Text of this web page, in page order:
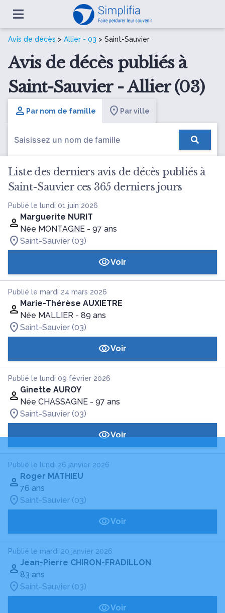
Avis de décès > Allier - 03 > Saint-Sauvier
Avis de décès publiés à
Saint-Sauvier - Allier (03)
Par nom de famille Par ville
Liste des derniers avis de décès publiés à
Saint-Sauvier ces 365 derniers jours
Publié le lundi 01 juin 2026
Marguerite NURIT
Née MONTAGNE - 97 ans
Saint-Sauvier (03)
Voir
Publié le mardi 24 mars 2026
Marie-Thérèse AUXIETRE
Née MALLIER - 89 ans
Saint-Sauvier (03)
Voir
Publié le lundi 09 février 2026
Ginette AUROY
Née CHASSAGNE - 97 ans
Saint-Sauvier (03)
Voir
Publié le lundi 26 janvier 2026
Roger MATHIEU
76 ans
Saint-Sauvier (03)
Voir
Publié le mardi 20 janvier 2026
Jean-Pierre CHIRON-FRADILLON
83 ans
Saint-Sauvier (03)
Voir